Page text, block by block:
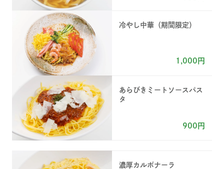
冷やし中華（期間限定）
1,000円
あらびきミートソースパス
タ
900円
濃厚カルボナーラ